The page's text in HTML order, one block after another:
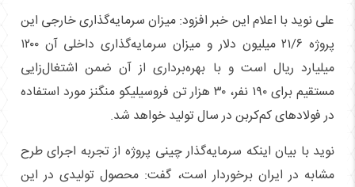
علی نوید با اعلام این خبر افزود: میزان سرمایه‌گذاری خارجی این
پروژه ۲۱/۶ میلیون دلار و میزان سرمایه‌گذاری داخلی آن ۱۲۰۰
میلیارد ریال است و با بهره‌برداری از آن ضمن اشتغال‌زایی
مستقیم برای ۱۹۰ نفر، ۳۰ هزار تن فروسیلیکو منگنز مورد استفاده
در فولاد‌های کم‌کربن در سال تولید خواهد شد.
نوید با بیان اینکه سرمایه‌گذار چینی پروژه از تجربه اجرای طرح
مشابه در ایران برخوردار است، گفت: محصول تولیدی در این